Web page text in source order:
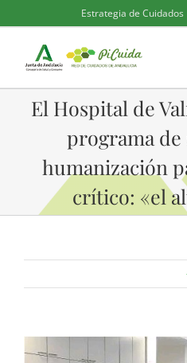
al
contenido
Estrategia de Cuidados
El Hospital de
programa
humanización
crítico: «el